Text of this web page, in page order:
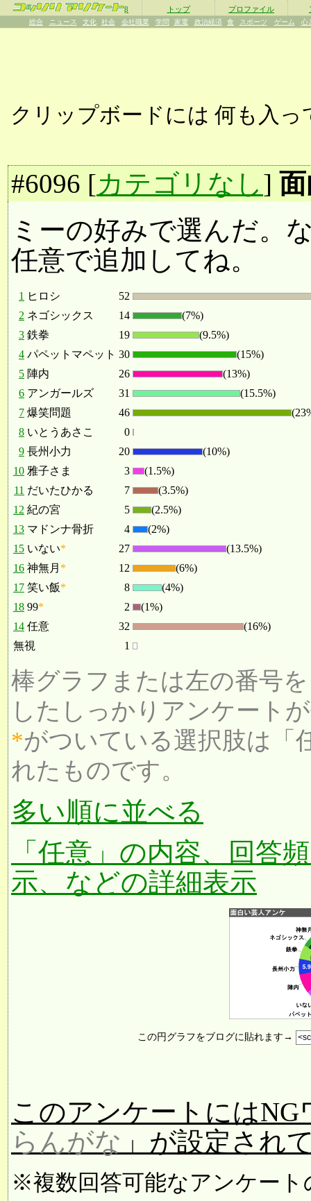
β トップ プロファイル
総合 ニュース 文化 社会 会社職業 学問 家電 政治経済 食 スポーツ ゲーム 心
クリップボードには 何も入っ
#6096 [カテゴリなし]
ミーの好みで選んだ。
任意で追加してね。
1 ヒロシ
52
2 ネゴシックス 14
(7%)
3 鉄拳 19
(9.5%)
4 パペットマペット 30
(15%)
5 陣内 26
(13%)
6 アンガールズ 31
(15.5%)
7 爆笑問題 46
8 いとうあさこ
0
9 長州小力 20
(10%)
10 雅子さま 3
(1.5%)
11 だいたひかる 7
(3.5%)
12 紀の宮 5
(2.5%)
13 マドンナ骨折 4
(2%)
15 いない* 27
(13.5%)
16 神無月 * 12
(6%)
17 笑い飯* 8
(4%)
18 99* 2
(1%)
14 任意 32
(16%)
無視
1
棒グラフまたは左の番号
したしっかりアンケート
*がついている選択肢は「
れたものです。
多い順に並べる
「任意」の内容、回答
示、などの詳細表示
この円グラフをブログに貼れます→
このアンケートにはNG
らんがな 」が設定され
※複数回答可能なアンケート